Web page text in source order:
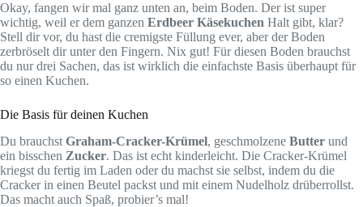
Okay, fangen wir mal ganz unten an, beim Boden. Der ist super
wichtig, weil er dem ganzen Erdbeer Käsekuchen Halt gibt, klar?
Stell dir vor, du hast die cremigste Füllung ever, aber der Boden
zerbröselt dir unter den Fingern. Nix gut! Für diesen Boden brauchst
du nur drei Sachen, das ist wirklich die einfachste Basis überhaupt für
so einen Kuchen.
Die Basis für deinen Kuchen
Du brauchst Graham-Cracker-Krümel, geschmolzene Butter und
ein bisschen Zucker. Das ist echt kinderleicht. Die Cracker-Krümel
kriegst du fertig im Laden oder du machst sie selbst, indem du die
Cracker in einen Beutel packst und mit einem Nudelholz drüberrollst.
Das macht auch Spaß, probier’s mal!